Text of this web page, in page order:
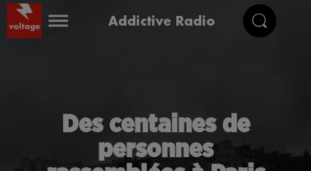
Addictive Radio
Des centaines de
personnes